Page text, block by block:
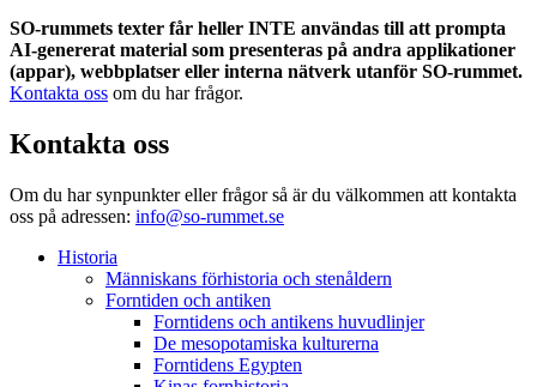
SO-rummets texter får heller INTE användas till att prompta
AI-genererat material som presenteras på andra applikationer
(appar), webbplatser eller interna nätverk utanför SO-rummet.
Kontakta oss om du har frågor.
Kontakta oss
Om du har synpunkter eller frågor så är du välkommen att kontakta
oss på adressen: info@so-rummet.se
Historia
Människans förhistoria och stenåldern
Forntiden och antiken
Forntidens och antikens huvudlinjer
De mesopotamiska kulturerna
Forntidens Egypten